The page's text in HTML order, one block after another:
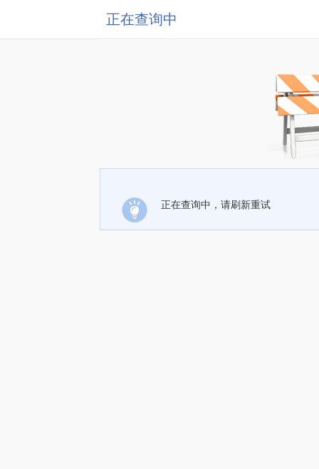
正在查询中
正在查询中，请刷新重试